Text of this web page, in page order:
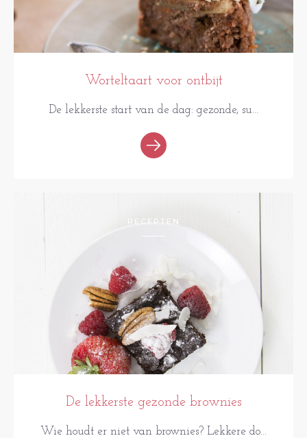
Worteltaart voor ontbijt
De lekkerste start van de dag: gezonde, su...
RECEPTEN
De lekkerste gezonde brownies
Wie houdt er niet van brownies? Lekkere do...